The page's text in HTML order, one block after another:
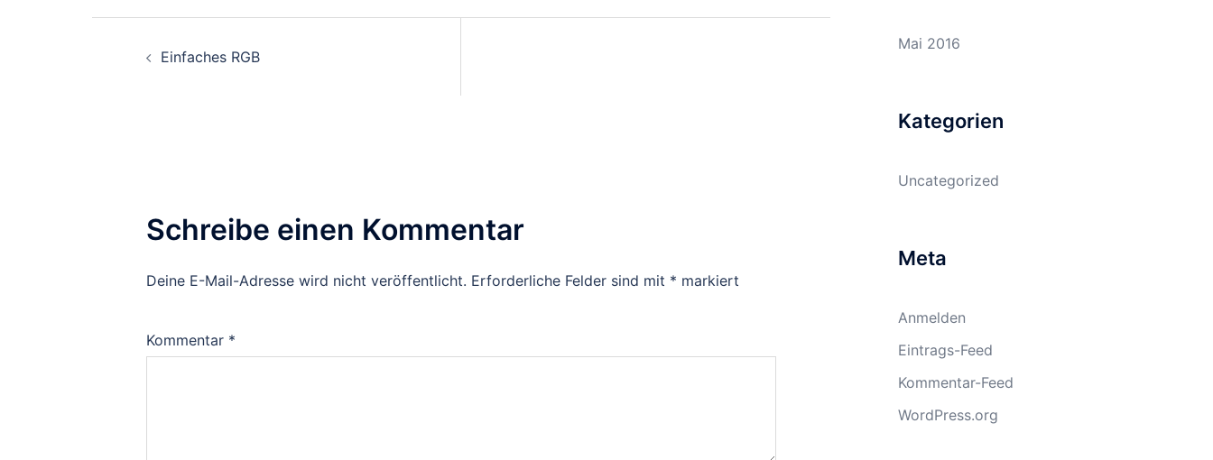
Beitragsnavigation
Einfaches RGB
Schreibe einen Kommentar
Deine E-Mail-Adresse wird nicht veröffentlicht. Erforderliche Felder sind mit * markiert
Kommentar *
Mai 2016
Kategorien
Uncategorized
Meta
Anmelden
Eintrags-Feed
Kommentar-Feed
WordPress.org